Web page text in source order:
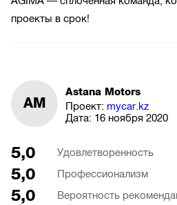
проекты в срок!
AM
Astana Motors
Проект: mycar.kz
Дата: 16 ноября 2020
5,0 Удовлетворенность
5,0 Профессионализм
5,0 Вероятность